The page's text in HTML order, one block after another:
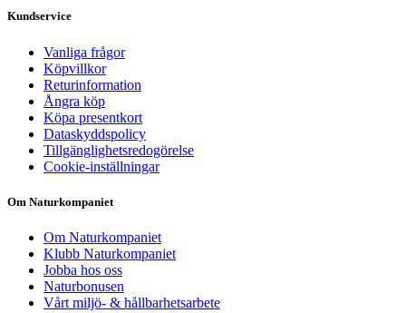
Kundservice
Vanliga frågor
Köpvillkor
Returinformation
Ångra köp
Köpa presentkort
Dataskyddspolicy
Tillgänglighetsredogörelse
Cookie-inställningar
Om Naturkompaniet
Om Naturkompaniet
Klubb Naturkompaniet
Jobba hos oss
Naturbonusen
Vårt miljö- & hållbarhetsarbete